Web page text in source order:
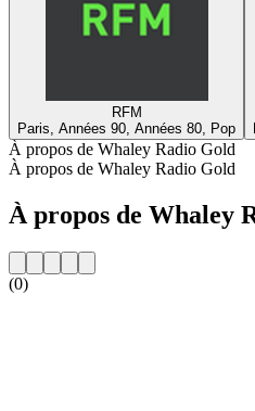
RFM
Paris, Années 90, Années 80, Pop
À propos de Whaley Radio Gold
À propos de Whaley Radio Gold
À propos de Whaley
(0)